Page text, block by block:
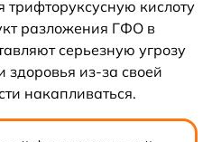
кислоту
разложения ГФО в
серьезную угрозу
из-за своей
накапливаться.